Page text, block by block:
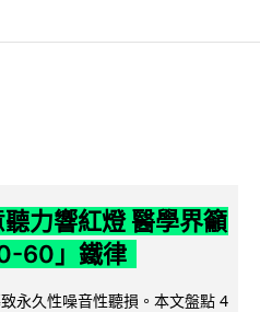
力響紅燈 醫學界籲
60」鐵律
永久性噪音性聽損。本文盤點 4